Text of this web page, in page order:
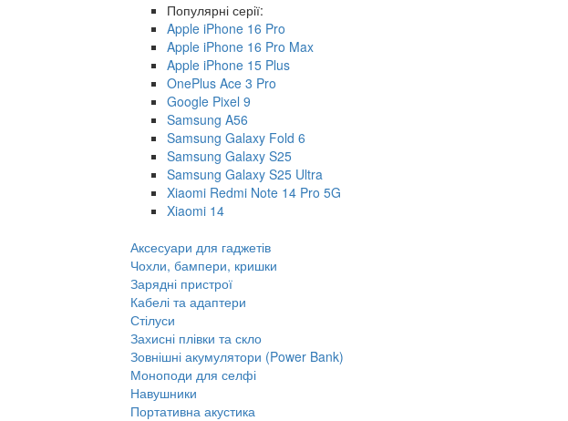
Популярні серії:
Apple iPhone 16 Pro
Apple iPhone 16 Pro Max
Apple iPhone 15 Plus
OnePlus Ace 3 Pro
Google Pixel 9
Samsung A56
Samsung Galaxy Fold 6
Samsung Galaxy S25
Samsung Galaxy S25 Ultra
Xiaomi Redmi Note 14 Pro 5G
Xiaomi 14
Аксесуари для гаджетів
Чохли, бампери, кришки
Зарядні пристрої
Кабелі та адаптери
Стілуси
Захисні плівки та скло
Зовнішні акумулятори (Power Bank)
Моноподи для селфі
Навушники
Портативна акустика